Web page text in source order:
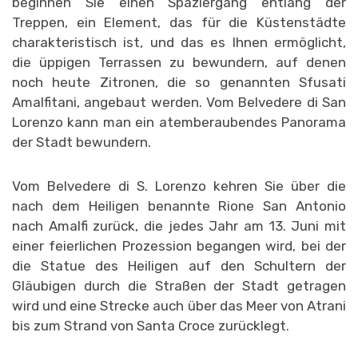
Treppen, ein Element, das für die Küstenstädte
charakteristisch ist, und das es Ihnen ermöglicht,
die üppigen Terrassen zu bewundern, auf denen
noch heute Zitronen, die so genannten Sfusati
Amalfitani, angebaut werden. Vom Belvedere di San
Lorenzo kann man ein atemberaubendes Panorama
der Stadt bewundern.
Vom Belvedere di S. Lorenzo kehren Sie über die
nach dem Heiligen benannte Rione San Antonio
nach Amalfi zurück, die jedes Jahr am 13. Juni mit
einer feierlichen Prozession begangen wird, bei der
die Statue des Heiligen auf den Schultern der
Gläubigen durch die Straßen der Stadt getragen
wird und eine Strecke auch über das Meer von Atrani
bis zum Strand von Santa Croce zurücklegt.